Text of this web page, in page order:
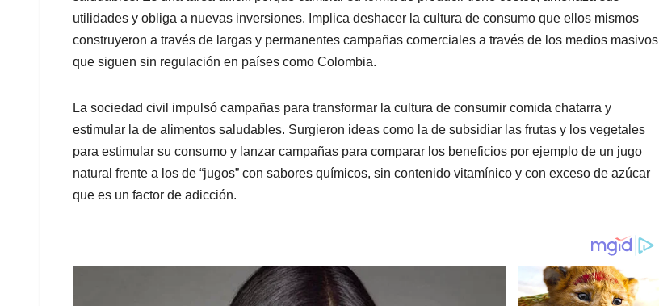
utilidades y obliga a nuevas inversiones. Implica deshacer la cultura de consumo que ellos mismos
construyeron a través de largas y permanentes campañas comerciales a través de los medios masivos
que siguen sin regulación en países como Colombia.
La sociedad civil impulsó campañas para transformar la cultura de consumir comida chatarra y
estimular la de alimentos saludables. Surgieron ideas como la de subsidiar las frutas y los vegetales
para estimular su consumo y lanzar campañas para comparar los beneficios por ejemplo de un jugo
natural frente a los de “jugos” con sabores químicos, sin contenido vitamínico y con exceso de azúcar
que es un factor de adicción.